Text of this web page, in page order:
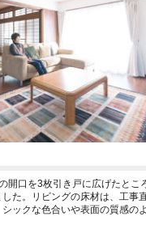
開口を3枚引き戸に広げたとこ
た。リビングの床材は、工事
ックな色合いや表面の質感の